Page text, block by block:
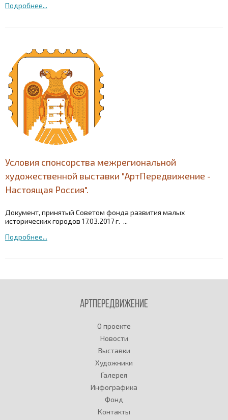
Подробнее...
Условия спонсорства межрегиональной
художественной выставки "АртПередвижение -
Настоящая Россия".
Документ, принятый Советом фонда развития малых
исторических городов 17.03.2017 г. ...
Подробнее...
Артпередвижение
О проекте
Новости
Выставки
Художники
Галерея
Инфографика
Фонд
Контакты